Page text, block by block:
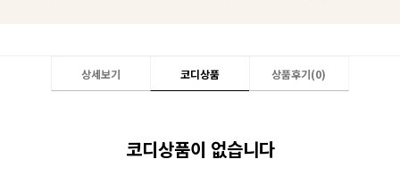
상세보기 코디상품 상품후기(0)
코디상품이 없습니다